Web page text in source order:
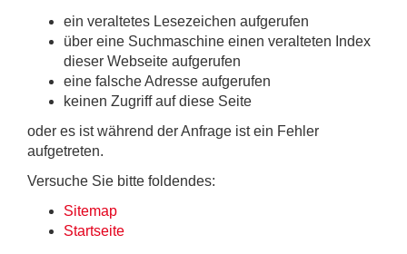
ein veraltetes Lesezeichen aufgerufen
über eine Suchmaschine einen veralteten Index
dieser Webseite aufgerufen
eine falsche Adresse aufgerufen
keinen Zugriff auf diese Seite
oder es ist während der Anfrage ist ein Fehler
aufgetreten.
Versuche Sie bitte foldendes:
Sitemap
Startseite